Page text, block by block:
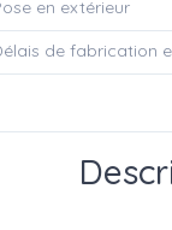
en extérieur
de fabrication